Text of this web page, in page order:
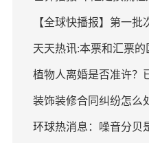
么定损？
【全球快播报】第一批
本科第一批和第二批的
天天热讯:本票和汇票的
票和本票的定义有什么
植物人离婚是否准许？
彩礼用退吗？-天天聚看
装饰装修合同纠纷怎么
同纠纷的流程是什么?
环球热消息：噪音分贝